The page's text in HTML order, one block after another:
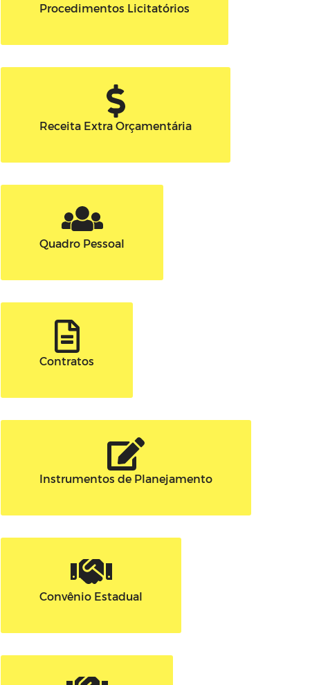
Procedimentos Licitatórios
Receita Extra Orçamentária
Quadro Pessoal
Contratos
Instrumentos de Planejamento
Convênio Estadual